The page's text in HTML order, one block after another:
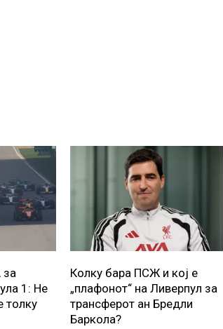
1: Не
толку
Колку бара ПСЖ и кој е
„плафонот“ на Ливерпул за
трансферот ан Бредли
Баркола?